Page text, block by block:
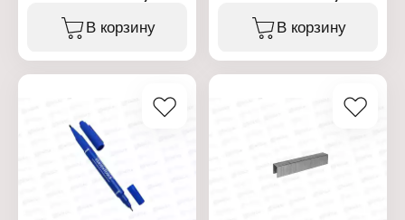
Тип товара: Сверло
Назначение: по металлу
Диаметр: 10 мм
Рабочая длина: 90 мм
цилиндрический
хвостовик
Угол заточки: 118
В корзину
Вид: торцевой
Диаметр: 125 мм
Шлифовальный
материал: оксид
Максимальная частота
В корзину